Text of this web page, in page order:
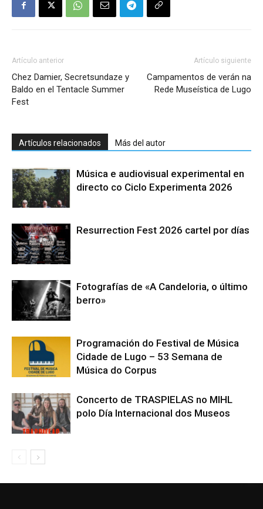
Artículo anterior
Chez Damier, Secretsundaze y
Baldo en el Tentacle Summer
Fest
Artículo siguiente
Campamentos de verán na
Rede Museística de Lugo
Artículos relacionados Más del autor
Música e audiovisual experimental en
directo co Ciclo Experimenta 2026
Resurrection Fest 2026 cartel por días
Fotografías de «A Candeloria, o último
berro»
Programación do Festival de Música
Cidade de Lugo – 53 Semana de
Música do Corpus
Concerto de TRASPIELAS no MIHL
polo Día Internacional dos Museos